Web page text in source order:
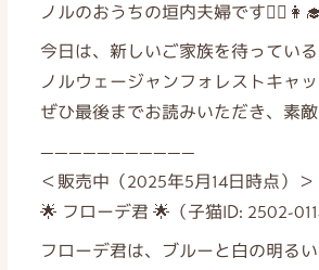
ノルのおうちの垣内夫婦です👨‍⚕️👩‍🎓
今日は、新しいご家族を待ってい
ノルウェージャンフォレストキャ
ぜひ最後までお読みいただき、素
———————————
＜販売中（2025年5月14日時点）＞
🌟 フローデ君 🌟（子猫ID: 2502-
フローデ君は、ブルーと白の明る